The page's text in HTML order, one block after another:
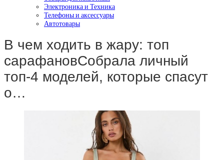
Электроника и Техника
Телефоны и аксессуары
Автотовары
В чем ходить в жару: топ
сарафановСобрала личный
топ-4 моделей, которые спасут
о…